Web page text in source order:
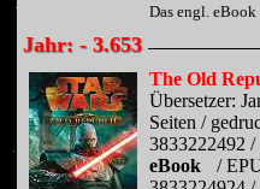
Das engl.
Jahr: - 3.653
The Old
Übersetzer:
Seiten /
3833222492
eBook
/